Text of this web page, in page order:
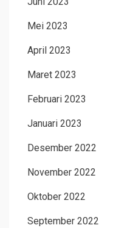
Mei 2023
April 2023
Maret 2023
Februari 2023
Januari 2023
Desember 2022
November 2022
Oktober 2022
September 2022